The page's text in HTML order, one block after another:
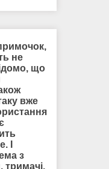
не
що
вже
І
з
тримачі,